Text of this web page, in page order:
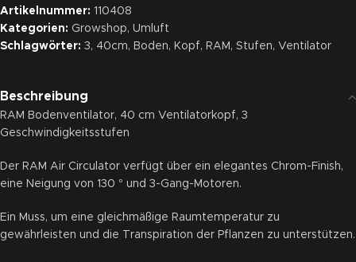
Artikelnummer: 110408
Kategorien: Growshop, Umluft
Schlagwörter: 3, 40cm, Boden, Kopf, RAM , Stufen, Ventilator
Beschreibung
RAM Bodenventilator, 40 cm Ventilatorkopf, 3
Geschwindigkeitsstufen
Der RAM Air Circulator verfügt über ein elegantes Chrom-Finish,
eine Neigung von 130 ° und 3-Gang-Motoren.
Ein Muss, um eine gleichmäßige Raumtemperatur zu
gewährleisten und die Transpiration der Pflanzen zu unterstützen.